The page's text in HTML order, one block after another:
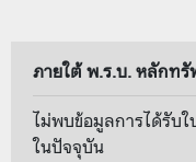
ภายใต้ พ.ร.บ. หลักท
ไม่พบข้อมูลการได้รับ
ในปัจจุบัน